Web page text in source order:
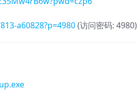
a60828?p=4980(访问密码: 4980)